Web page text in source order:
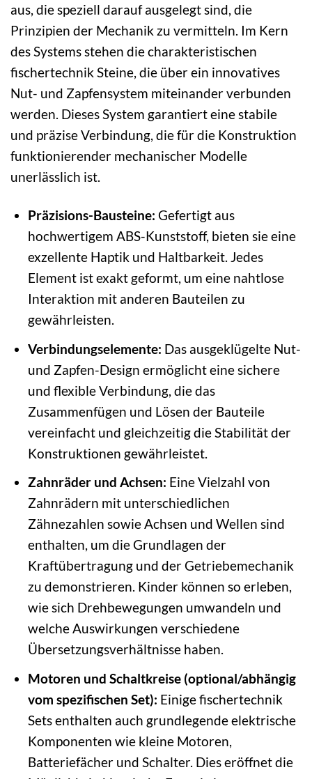
aus, die speziell darauf ausgelegt sind, die
Prinzipien der Mechanik zu vermitteln. Im Kern
des Systems stehen die charakteristischen
fischertechnik Steine, die über ein innovatives
Nut- und Zapfensystem miteinander verbunden
werden. Dieses System garantiert eine stabile
und präzise Verbindung, die für die Konstruktion
funktionierender mechanischer Modelle
unerlässlich ist.
Präzisions-Bausteine: Gefertigt aus
hochwertigem ABS-Kunststoff, bieten sie eine
exzellente Haptik und Haltbarkeit. Jedes
Element ist exakt geformt, um eine nahtlose
Interaktion mit anderen Bauteilen zu
gewährleisten.
Verbindungselemente: Das ausgeklügelte Nut-
und Zapfen-Design ermöglicht eine sichere
und flexible Verbindung, die das
Zusammenfügen und Lösen der Bauteile
vereinfacht und gleichzeitig die Stabilität der
Konstruktionen gewährleistet.
Zahnräder und Achsen: Eine Vielzahl von
Zahnrädern mit unterschiedlichen
Zähnezahlen sowie Achsen und Wellen sind
enthalten, um die Grundlagen der
Kraftübertragung und der Getriebemechanik
zu demonstrieren. Kinder können so erleben,
wie sich Drehbewegungen umwandeln und
welche Auswirkungen verschiedene
Übersetzungsverhältnisse haben.
Motoren und Schaltkreise (optional/abhängig
vom spezifischen Set): Einige fischertechnik
Sets enthalten auch grundlegende elektrische
Komponenten wie kleine Motoren,
Batteriefächer und Schalter. Dies eröffnet die